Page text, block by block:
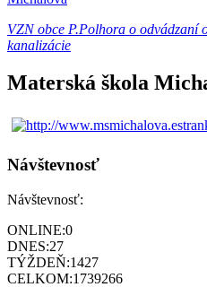
VZN obce P.Polhora o odvádzaní
kanalizácie
Materská škola
Návštevnosť
Návštevnosť:
ONLINE:0
DNES:27
TÝŽDEŇ:1427
CELKOM:1739266